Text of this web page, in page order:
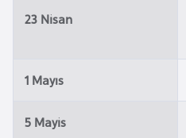
23 Nisan
1 Mayıs
5 Mayis
s
u